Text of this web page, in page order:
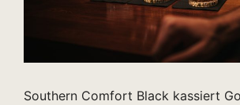
Southern Comfort Black kassiert